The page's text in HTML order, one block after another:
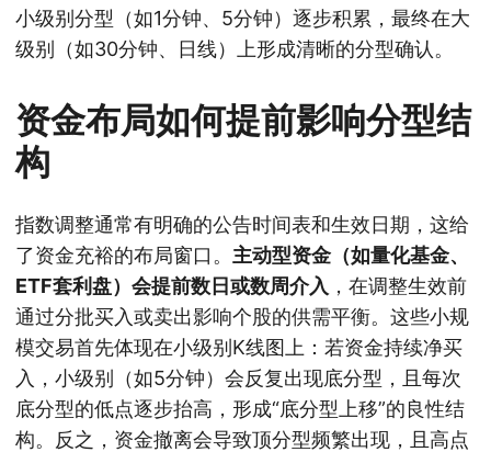
小级别分型（如1分钟、5分钟）逐步积累，最终在大
级别（如30分钟、日线）上形成清晰的分型确认。
资金布局如何提前影响分型结
构
指数调整通常有明确的公告时间表和生效日期，这给
了资金充裕的布局窗口。 主动型资金（如量化基金、
ETF套利盘）会提前数日或数周介入 ，在调整生效前
通过分批买入或卖出影响个股的供需平衡。这些小规
模交易首先体现在小级别K线图上：若资金持续净买
入，小级别（如5分钟）会反复出现底分型，且每次
底分型的低点逐步抬高，形成“底分型上移”的良性结
构。反之，资金撤离会导致顶分型频繁出现，且高点